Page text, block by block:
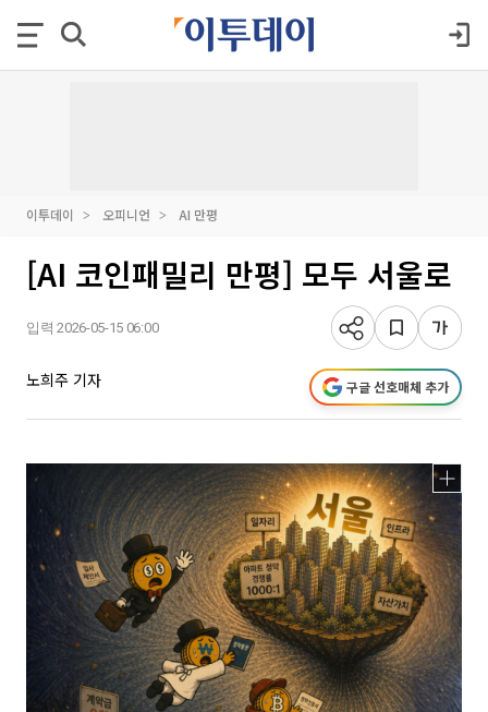
이투데이 오피니언 AI 만평
[AI 코인패밀리 만평] 모두 서울로
입력 2026-05-15 06:00
노희주 기자 구글 선호매체 추가